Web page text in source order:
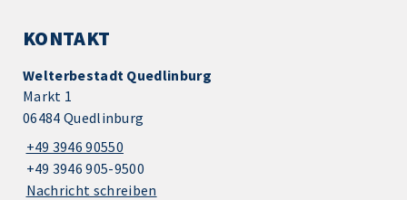
KONTAKT
Welterbestadt Quedlinburg
Markt 1
06484 Quedlinburg
+49 3946 90550
+49 3946 905-9500
Nachricht schreiben